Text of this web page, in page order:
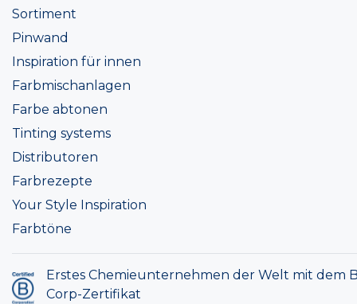
Sortiment
Pinwand
Inspiration für innen
Farbmischanlagen
Farbe abtonen
Tinting systems
Distributoren
Farbrezepte
Your Style Inspiration
Farbtöne
Erstes Chemieunternehmen der Welt mit dem
Corp-Zertifikat